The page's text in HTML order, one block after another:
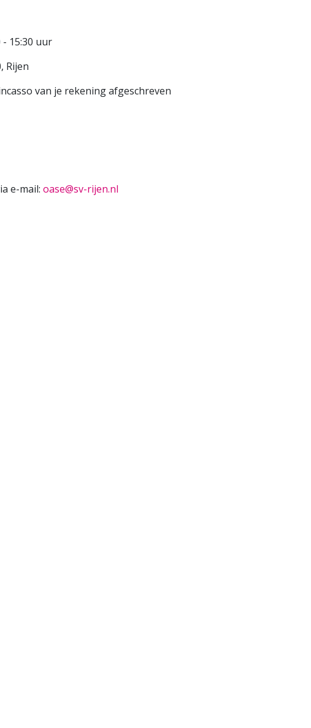
- 15:30 uur
Rijen
van je rekening afgeschreven
e-mail: oase@sv-rijen.nl